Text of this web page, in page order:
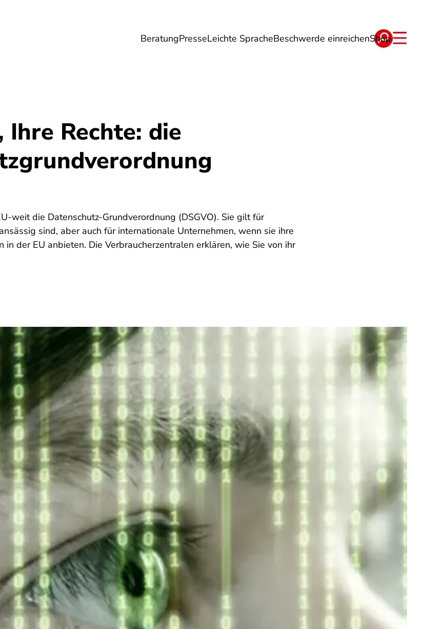
BeratungPresseLeichte SpracheBeschwerde einreichenShop
Gesundheit & Pflege Energie Reise Verträge
Ihre Rechte: die
weit die Datenschutz-Grundverordnung (DSGVO). Sie gilt für
sind, aber auch für internationale Unternehmen, wenn sie ihre
der EU anbieten. Die Verbraucherzentralen erklären, wie Sie von ihr